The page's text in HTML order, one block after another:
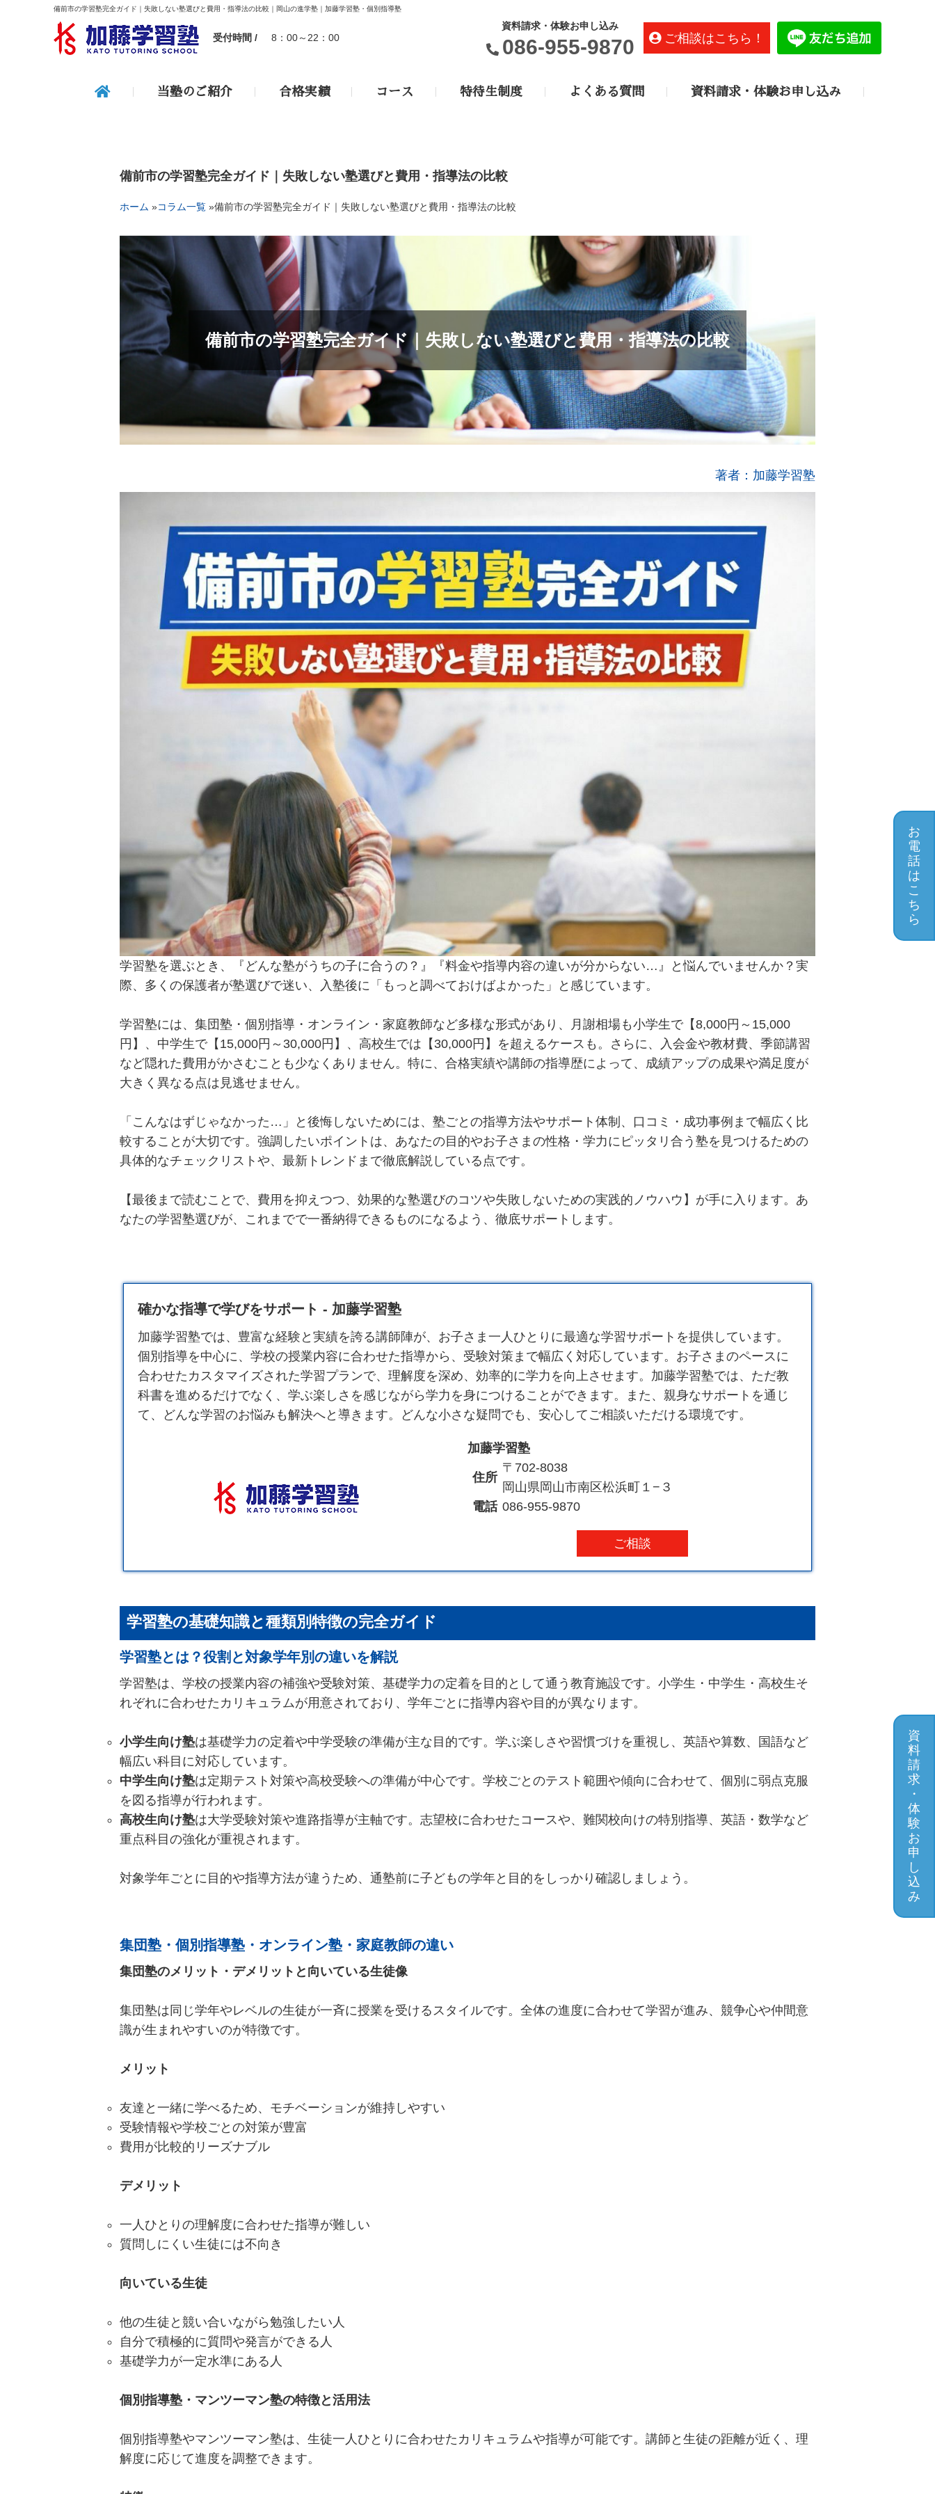
備前市の学習塾完全ガイド｜失敗しない塾選びと費用・指導法の比較｜岡山の進学塾｜加藤学習塾・個別指導塾
受付時間 / 8：00～22：00
資料請求・体験お申し込み
086-955-9870 ご相談はこちら！
当塾のご紹介 合格実績 コース 特待生制度 よくある質問 資料請求・体験お申し込み
資
料
請
求
・
体
験
お
申
し
込
み
お
電
話
は
こ
ち
ら
備前市の学習塾完全ガイド｜失敗しない塾選びと費用・指導法の比較
ホーム »コラム一覧 »備前市の学習塾完全ガイド｜失敗しない塾選びと費用・指導法の比較
備前市の学習塾完全ガイド｜失敗しない塾選びと費用・指導法の比較
著者：加藤学習塾
学習塾を選ぶとき、『どんな塾がうちの子に合うの？』『料金や指導内容の違いが分からない…』と悩んでいませんか？実
際、多くの保護者が塾選びで迷い、入塾後に「もっと調べておけばよかった」と感じています。
学習塾には、集団塾・個別指導・オンライン・家庭教師など多様な形式があり、月謝相場も小学生で【8,000円～15,000
円】、中学生で【15,000円～30,000円】、高校生では【30,000円】を超えるケースも。さらに、入会金や教材費、季節講習
など隠れた費用がかさむことも少なくありません。特に、合格実績や講師の指導歴によって、成績アップの成果や満足度が
大きく異なる点は見逃せません。
「こんなはずじゃなかった…」と後悔しないためには、塾ごとの指導方法やサポート体制、口コミ・成功事例まで幅広く比
較することが大切です。強調したいポイントは、あなたの目的やお子さまの性格・学力にピッタリ合う塾を見つけるための
具体的なチェックリストや、最新トレンドまで徹底解説している点です。
【最後まで読むことで、費用を抑えつつ、効果的な塾選びのコツや失敗しないための実践的ノウハウ】が手に入ります。あ
なたの学習塾選びが、これまでで一番納得できるものになるよう、徹底サポートします。
確かな指導で学びをサポート - 加藤学習塾
加藤学習塾では、豊富な経験と実績を誇る講師陣が、お子さま一人ひとりに最適な学習サポートを提供しています。
個別指導を中心に、学校の授業内容に合わせた指導から、受験対策まで幅広く対応しています。お子さまのペースに
合わせたカスタマイズされた学習プランで、理解度を深め、効率的に学力を向上させます。加藤学習塾では、ただ教
科書を進めるだけでなく、学ぶ楽しさを感じながら学力を身につけることができます。また、親身なサポートを通じ
て、どんな学習のお悩みも解決へと導きます。どんな小さな疑問でも、安心してご相談いただける環境です。
加藤学習塾
住所
〒702-8038
岡山県岡山市南区松浜町１−３
電話 086-955-9870
ご相談
学習塾の基礎知識と種類別特徴の完全ガイド
学習塾とは？役割と対象学年別の違いを解説
学習塾は、学校の授業内容の補強や受験対策、基礎学力の定着を目的として通う教育施設です。小学生・中学生・高校生そ
れぞれに合わせたカリキュラムが用意されており、学年ごとに指導内容や目的が異なります。
小学生向け塾は基礎学力の定着や中学受験の準備が主な目的です。学ぶ楽しさや習慣づけを重視し、英語や算数、国語など
幅広い科目に対応しています。
中学生向け塾は定期テスト対策や高校受験への準備が中心です。学校ごとのテスト範囲や傾向に合わせて、個別に弱点克服
を図る指導が行われます。
高校生向け塾は大学受験対策や進路指導が主軸です。志望校に合わせたコースや、難関校向けの特別指導、英語・数学など
重点科目の強化が重視されます。
対象学年ごとに目的や指導方法が違うため、通塾前に子どもの学年と目的をしっかり確認しましょう。
集団塾・個別指導塾・オンライン塾・家庭教師の違い
集団塾のメリット・デメリットと向いている生徒像
集団塾は同じ学年やレベルの生徒が一斉に授業を受けるスタイルです。全体の進度に合わせて学習が進み、競争心や仲間意
識が生まれやすいのが特徴です。
メリット
友達と一緒に学べるため、モチベーションが維持しやすい
受験情報や学校ごとの対策が豊富
費用が比較的リーズナブル
デメリット
一人ひとりの理解度に合わせた指導が難しい
質問しにくい生徒には不向き
向いている生徒
他の生徒と競い合いながら勉強したい人
自分で積極的に質問や発言ができる人
基礎学力が一定水準にある人
個別指導塾・マンツーマン塾の特徴と活用法
個別指導塾やマンツーマン塾は、生徒一人ひとりに合わせたカリキュラムや指導が可能です。講師と生徒の距離が近く、理
解度に応じて進度を調整できます。